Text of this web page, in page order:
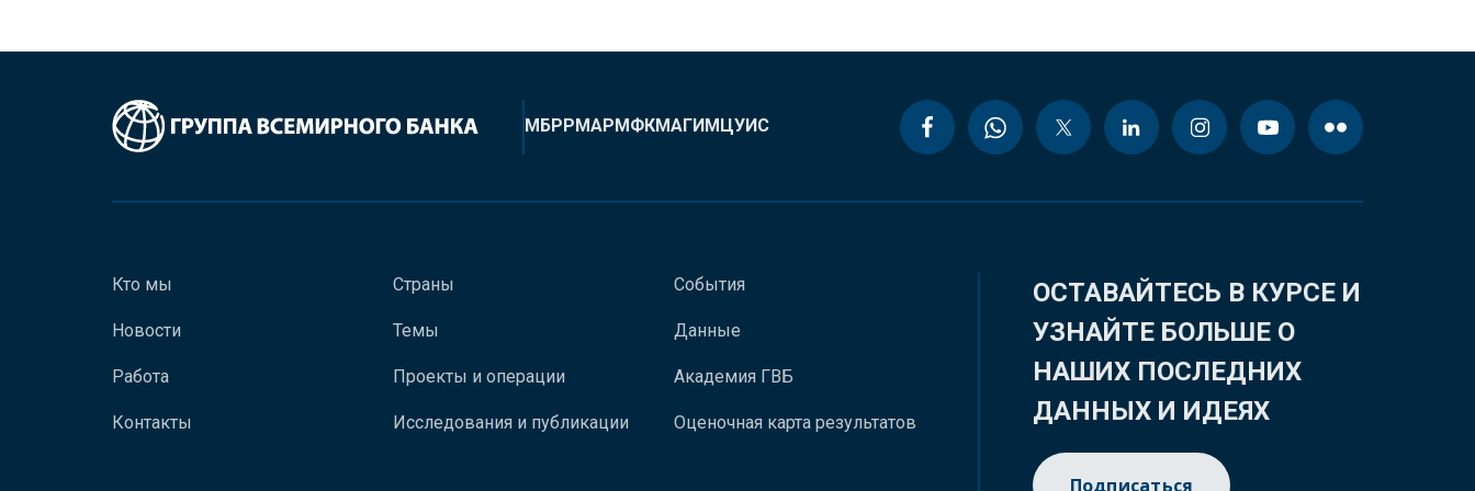
МБРРМАРМФКМАГИМЦУИС
Кто мы
Новости
Работа
Контакты
Страны
Темы
Проекты и операции
Исследования и публикации
События
Данные
Академия ГВБ
Оценочная карта результатов
ОСТАВАЙТЕСЬ В КУРСЕ И
УЗНАЙТЕ БОЛЬШЕ О
НАШИХ ПОСЛЕДНИХ
ДАННЫХ И ИДЕЯХ
Подписаться